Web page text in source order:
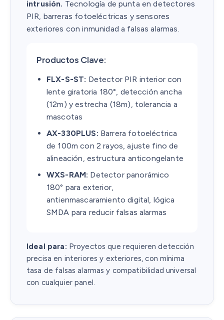
intrusión. Tecnología de punta en detectores
PIR, barreras fotoeléctricas y sensores
exteriores con inmunidad a falsas alarmas.
Productos Clave:
FLX-S-ST: Detector PIR interior con
lente giratoria 180°, detección ancha
(12m) y estrecha (18m), tolerancia a
mascotas
AX-330PLUS: Barrera fotoeléctrica
de 100m con 2 rayos, ajuste fino de
alineación, estructura anticongelante
WXS-RAM: Detector panorámico
180° para exterior,
antienmascaramiento digital, lógica
SMDA para reducir falsas alarmas
Ideal para: Proyectos que requieren detección
precisa en interiores y exteriores, con mínima
tasa de falsas alarmas y compatibilidad universal
con cualquier panel.